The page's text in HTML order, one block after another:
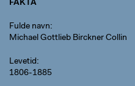
FAKTA
Fulde navn
Michael Gottlieb Birckner Collin
Levetid
1806-1885